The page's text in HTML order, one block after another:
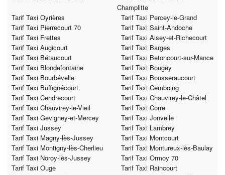
Champlitte
Tarif Taxi Oyrières
Tarif Taxi Percey-le-Grand
Tarif Taxi Pierrecourt 70
Tarif Taxi Saint-Andoche
Tarif Taxi Frettes
Tarif Taxi Aisey-et-Richecourt
Tarif Taxi Augicourt
Tarif Taxi Barges
Tarif Taxi Bétaucourt
Tarif Taxi Betoncourt-sur-Mance
Tarif Taxi Blondefontaine
Tarif Taxi Bougey
Tarif Taxi Bourbévelle
Tarif Taxi Bousseraucourt
Tarif Taxi Buffignécourt
Tarif Taxi Cemboing
Tarif Taxi Cendrecourt
Tarif Taxi Chauvirey-le-Châtel
Tarif Taxi Chauvirey-le-Vieil
Tarif Taxi Corre
Tarif Taxi Gevigney-et-Mercey
Tarif Taxi Jonvelle
Tarif Taxi Jussey
Tarif Taxi Lambrey
Tarif Taxi Magny-lès-Jussey
Tarif Taxi Montcourt
Tarif Taxi Montigny-lès-Cherlieu
Tarif Taxi Montureux-lès-Baulay
Tarif Taxi Noroy-lès-Jussey
Tarif Taxi Ormoy 70
Tarif Taxi Ouge
Tarif Taxi Raincourt